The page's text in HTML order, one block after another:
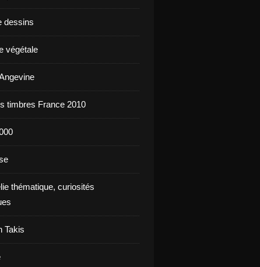
dessins
végétale
timbres France 2010
thématique, curiosités
Takis